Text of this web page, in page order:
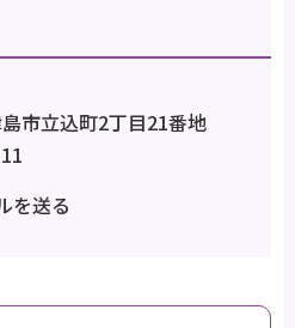
市立込町2丁目21番地
を送る